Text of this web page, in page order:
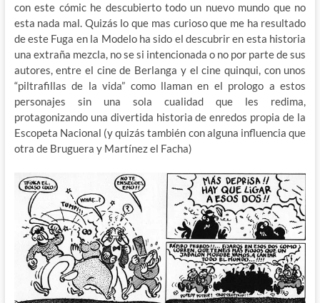
con este cómic he descubierto todo un nuevo mundo que no
esta nada mal. Quizás lo que mas curioso que me ha resultado
de este Fuga en la Modelo ha sido el descubrir en esta historia
una extraña mezcla, no se si intencionada o no por parte de sus
autores, entre el cine de Berlanga y el cine quinqui, con unos
“piltrafillas de la vida” como llaman en el prologo a estos
personajes sin una sola cualidad que les redima,
protagonizando una divertida historia de enredos propia de la
Escopeta Nacional (y quizás también con alguna influencia que
otra de Bruguera y Martínez el Facha)